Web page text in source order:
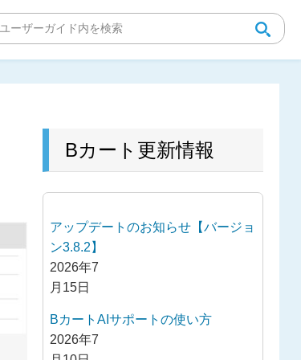
Bカート更新情報
アップデートのお知らせ【バージョ
ン3.8.2】
2026年7
月15日
BカートAIサポートの使い方
2026年7